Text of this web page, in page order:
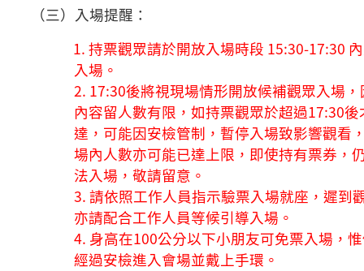
（三）入場提醒：
1. 持票觀眾請於開放入場時段 15:30-17:30
入場。
2. 17:30後將視現場情形開放候補觀眾入場
內容留人數有限，如持票觀眾於超過17:30後
達，可能因安檢管制，暫停入場致影響觀看
場內人數亦可能已達上限，即使持有票券，
法入場，敬請留意。
3. 請依照工作人員指示驗票入場就座，遲到
亦請配合工作人員等候引導入場。
4. 身高在100公分以下小朋友可免票入場，
經過安檢進入會場並戴上手環。